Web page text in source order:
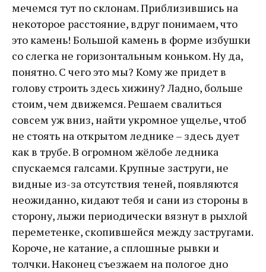
мечемся тут по склонам. Приблизившись на
некоторое расстояние, вдруг понимаем, что
это камень! Большой камень в форме избушки
со слегка не горизонтальным коньком. Ну да,
понятно. С чего это мы? Кому же придет в
голову строить здесь хижину? Ладно, больше
стоим, чем движемся. Решаем свалиться
совсем уж вниз, найти укромное ущелье, чтоб
не стоять на открытом леднике – здесь дует
как в трубе. В огромном жёлобе ледника
спускаемся галсами. Крупные заструги, не
видные из-за отсутствия теней, появляются
неожиданно, кидают тебя и сани из стороны в
сторону, лыжи периодически вязнут в рыхлой
переметенке, скопившейся между застругами.
Короче, не катание, а сплошные рывки и
толчки. Наконец съезжаем на пологое дно